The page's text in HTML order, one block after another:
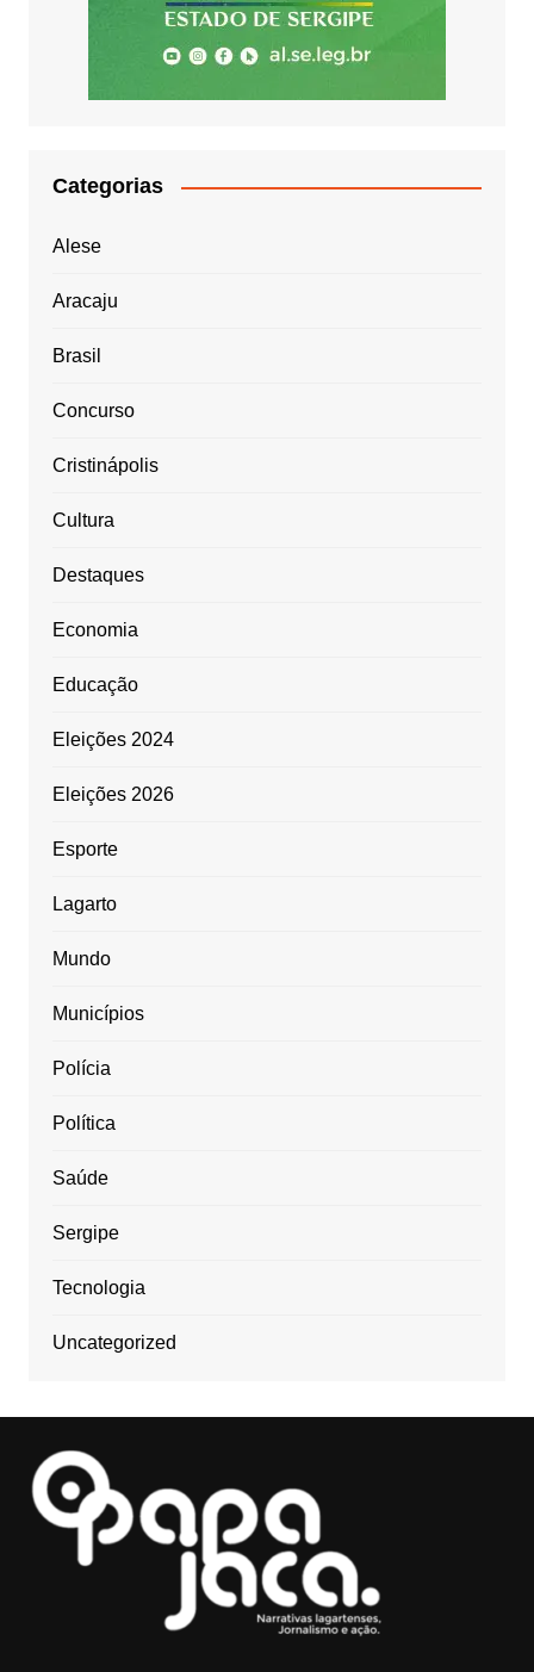
Categorias
Alese
Aracaju
Brasil
Concurso
Cristinápolis
Cultura
Destaques
Economia
Educação
Eleições 2024
Eleições 2026
Esporte
Lagarto
Mundo
Municípios
Polícia
Política
Saúde
Sergipe
Tecnologia
Uncategorized